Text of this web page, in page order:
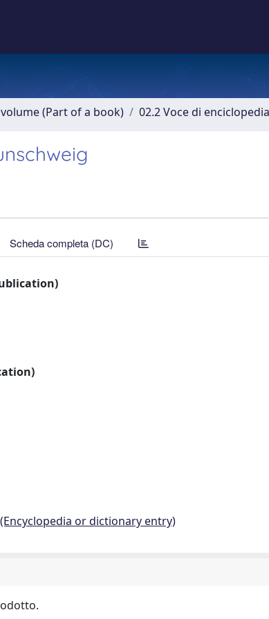
(Part of a book) 02.2 Voce di
Scheda completa (DC)
or dictionary entry)